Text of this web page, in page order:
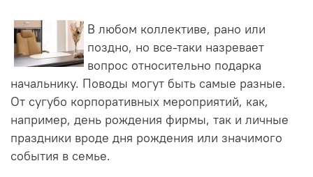
В любом коллективе, рано или
поздно, но все-таки назревает
вопрос относительно подарка
начальнику. Поводы могут быть самые разные.
От сугубо корпоративных мероприятий, как,
например, день рождения фирмы, так и личные
праздники вроде дня рождения или значимого
события в семье.